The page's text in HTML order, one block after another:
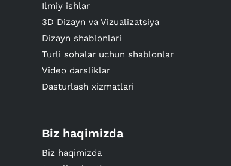
Ilmiy ishlar
3D Dizayn va Vizualizatsiya
Dizayn shablonlari
Turli sohalar uchun shablonlar
Video darsliklar
Dasturlash xizmatlari
Biz haqimizda
Biz haqimizda